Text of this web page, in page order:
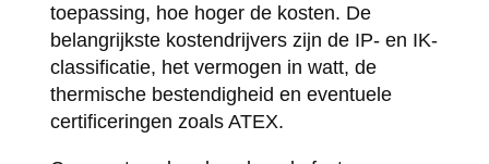
toepassing, hoe hoger de kosten. De
belangrijkste kostendrijvers zijn de IP- en IK-
classificatie, het vermogen in watt, de
thermische bestendigheid en eventuele
certificeringen zoals ATEX.